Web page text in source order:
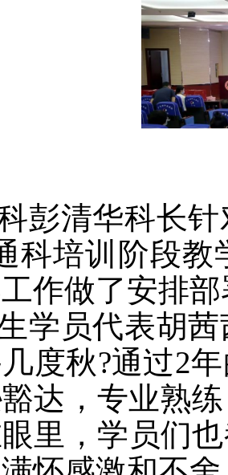
彭清华科长
科培训阶段
作做了安排
学员代表胡
度秋?通过2
达，专业熟
里，学员们